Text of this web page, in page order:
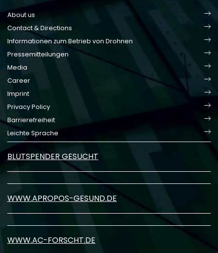
About us
Contact & Directions
Informationen zum Betrieb von Drohnen
Pressemitteilungen
Media
Career
Imprint
Privacy Policy
Barrierefreiheit
Leichte Sprache
BLUTSPENDER GESUCHT
WWW.APROPOS-GESUND.DE
WWW.AC-FORSCHT.DE